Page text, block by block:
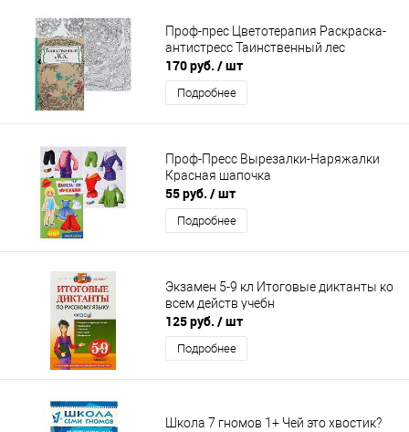
Проф-прес Цветотерапия Раскраска-
антистресс Таинственный лес
170 руб. / шт
Подробнее
Проф-Пресс Вырезалки-Наряжалки
Красная шапочка
55 руб. / шт
Подробнее
Экзамен 5-9 кл Итоговые диктанты ко
всем действ учебн
125 руб. / шт
Подробнее
Школа 7 гномов 1+ Чей это хвостик?